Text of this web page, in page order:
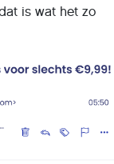
is wat het zo